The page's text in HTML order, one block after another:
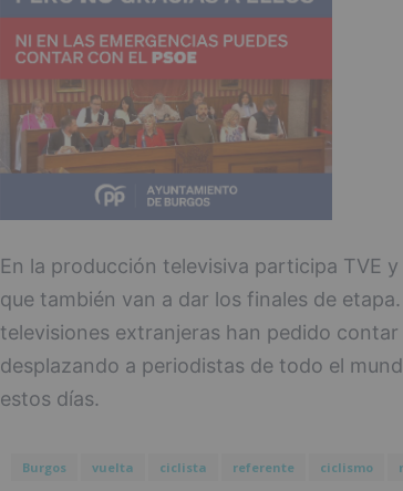
En la producción televisiva participa TVE
que también van a dar los finales de
televisiones extranjeras han pedido contar
desplazando a periodistas de todo el
estos días.
Burgos vuelta ciclista referente ciclismo